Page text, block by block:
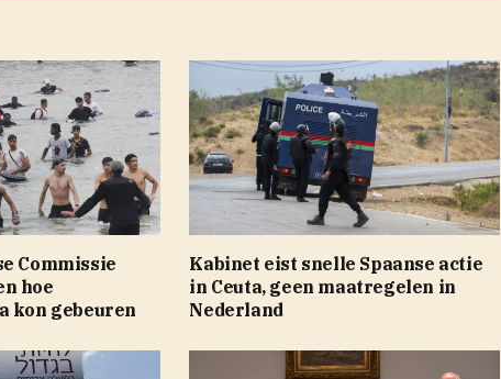
Commissie
hoe
kon gebeuren
Kabinet eist snelle Spaanse actie
in Ceuta, geen maatregelen in
Nederland